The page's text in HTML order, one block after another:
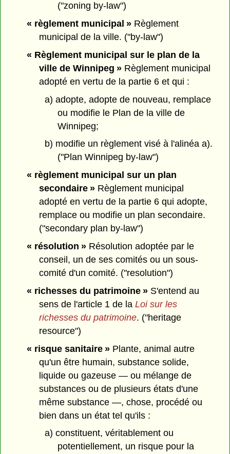
("zoning by-law")
« règlement municipal »Règlement
municipal de la ville. ("by-law")
« Règlement municipal sur le plan de la
ville de Winnipeg » Règlement municipal
adopté en vertu de la partie 6 et qui :
a) adopte, adopte de nouveau, remplace
ou modifie le Plan de la ville de
Winnipeg;
b) modifie un règlement visé à l'alinéa a).
("Plan Winnipeg by-law")
« règlement municipal sur un plan
secondaire » Règlement municipal
adopté en vertu de la partie 6 qui adopte,
remplace ou modifie un plan secondaire.
("secondary plan by-law")
« résolution »Résolution adoptée par le
conseil, un de ses comités ou un sous-
comité d'un comité. ("resolution")
« richesses du patrimoine »S'entend au
sens de l'article 1 de laLoi sur les
richesses du patrimoine. ("heritage
resource")
« risque sanitaire »Plante, animal autre
qu'un être humain, substance solide,
liquide ou gazeuse — ou mélange de
substances ou de plusieurs états d'une
même substance —, chose, procédé ou
bien dans un état tel qu'ils :
a) constituent, véritablement ou
potentiellement, un risque pour la